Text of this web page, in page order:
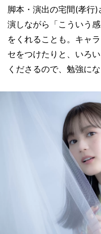
脚本・演出の宅間(孝行
演しながら「こういう
をくれることも。キャ
セをつけたりと、いろ
くださるので、勉強にな